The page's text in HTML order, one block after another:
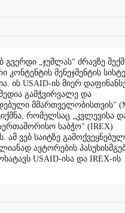
გვერდი „ჯუმლას" ძრავზე
კონტენტის მენეჯმენტის
ის USAID-ის მიერ
გამჭვირვალე და
მმართველობისთვის"
რომელსაც „კვლევისა
საბჭო" (IREX)
ამ ვებ საიტზე
ავტორების
USAID-ისა და IREX-ის